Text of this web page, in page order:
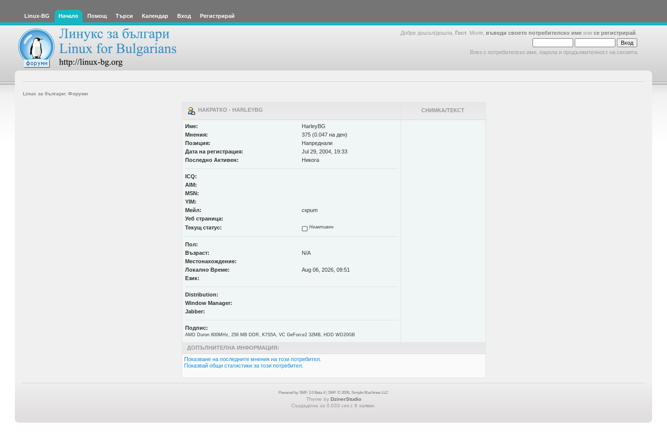
Linux-BG Начало Помощ Търси Календар Вход Регистрирай
Добре дошъл/дошла, Гост . Моля, въведи своето потребителско име или се регистрирай
Влез с потребителско име, парола и продължителност на сесията
Linux за българи: Форуми
НАКРАТКО - HARLEYBG СНИМКА/ТЕКСТ
Име:
HarleyBG
Мнения:
375 (0.047 на ден)
Позиция:
Напреднали
Дата на регистрация:
Jul 29, 2004, 19:33
Последно Активен:
Никога
ICQ:
AIM:
MSN:
YIM:
Мейл:
скрит
Уеб страница:
Текущ статус:
Неактивен
Пол:
Възраст:
N/A
Местонахождение:
Локално Време:
Aug 06, 2026, 09:51
Език:
Distribution:
Window Manager:
Jabber:
Подпис:
AMD Duron 800MHz, 256 MB DDR, K7S5A, VC GeForce2 32MB, HDD WD20GB
ДОПЪЛНИТЕЛНА ИНФОРМАЦИЯ:
Показване на последните мнения на този потребител.
Показвай общи статистики за този потребител.
Powered by SMF 2.0 Beta 4 SMF © 2006, Simple Machines LLC
Theme by DzinerStudio
Създадена за 0.033 сек с 9 заявки.